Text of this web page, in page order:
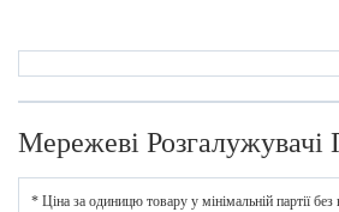
Мережеві Розгалужувачі
* Ціна за одиницю товару у мінімальній партії